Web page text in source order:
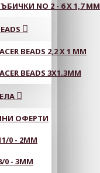
NO 2 - 6 X 1,7 MM
BEADS 2,2 X 1 MM
BEADS 3X1.3MM
ОФЕРТИ
0 - 2MM
- 3MM